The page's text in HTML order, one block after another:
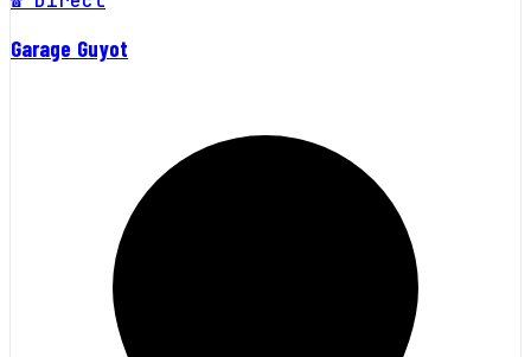
Garage Guyot